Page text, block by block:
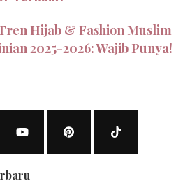
Hijab & Fashion Muslim
2025-2026: Wajib Punya!